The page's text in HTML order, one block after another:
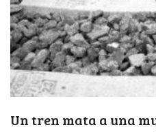
Un tren mata a una